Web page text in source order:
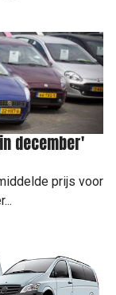
december'
prijs voor